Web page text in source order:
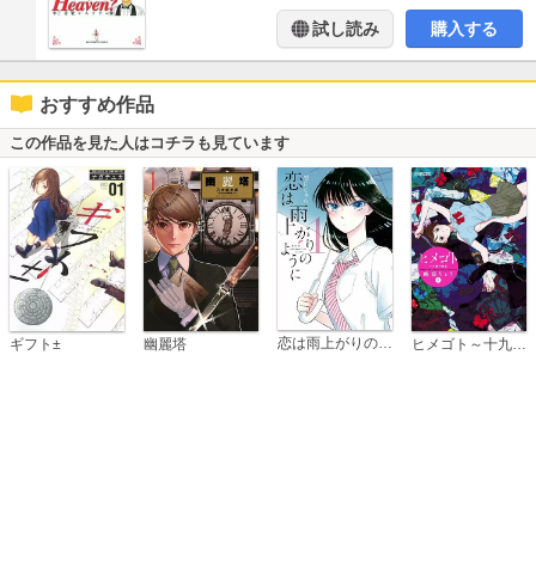
試し読み 購入する
おすすめ作品
この作品を見た人はコチラも見ています
ギフト± 幽麗塔 恋は雨上がりのように